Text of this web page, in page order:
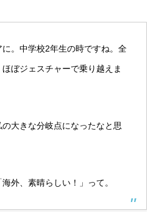
。中学校2年生の時ですね。全
ぼジェスチャーで乗り越えま
大きな分岐点になったなと思
外、素晴らしい！」って。